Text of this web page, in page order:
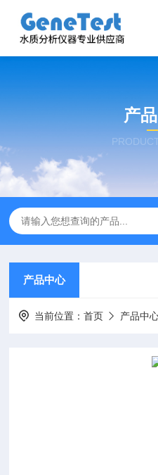
产
产品中心
当前位置：首页 产品中